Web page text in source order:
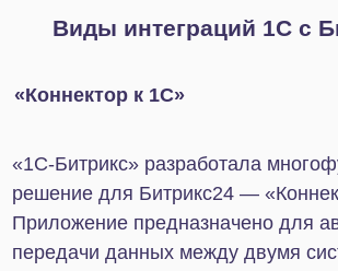
можно в одной системе, а вносимые правки будут
отображаться сразу в обеих.
и их остатках из 1С в Битрикс24. Интеграция
позволяет менеджерам оперативно получать
актуальные данные из 1С прямо в карточке
сделки на портале Битрикс24 — без
необходимости переключаться между системами.